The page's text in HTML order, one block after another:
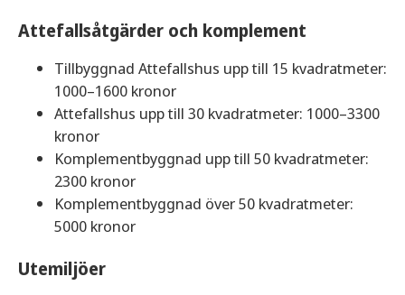
Attefallsåtgärder och komplement
Tillbyggnad Attefallshus upp till 15 kvadratmeter:
1000–1600 kronor
Attefallshus upp till 30 kvadratmeter: 1000–3300
kronor
Komplementbyggnad upp till 50 kvadratmeter:
2300 kronor
Komplementbyggnad över 50 kvadratmeter:
5000 kronor
Utemiljöer